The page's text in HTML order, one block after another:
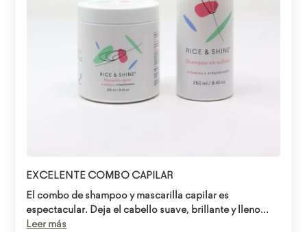
EXCELENTE COMBO CAPILAR
El combo de shampoo y mascarilla capilar es
espectacular. Deja el cabello suave, brillante y lleno...
Leer más